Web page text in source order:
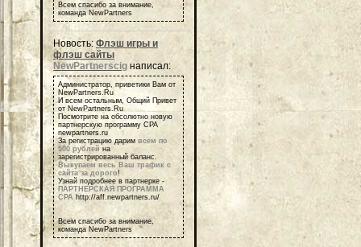
Всем спасибо за внимание,
команда NewPartners
Новость: Флэш игры и
флэш сайты
NewPartnerscig написал:
Администратор, приветики Вам от
NewPartners.Ru
И всем остальным, Общий Привет
от NewPartners.Ru
Посмотрите на обсолютно новую
партнерскую программу СРА
newpartners.ru
За регистрацию дарим всем по
500 рублей на
зарегистрированный баланс.
Выкупаем весь Ваш трафик с
сайта за дорого!
Узнай подробнее в партнерке -
ПАРТНЕРСКАЯ ПРОГРАММА
СРА http://aff.newpartners.ru/
Всем спасибо за внимание,
команда NewPartners